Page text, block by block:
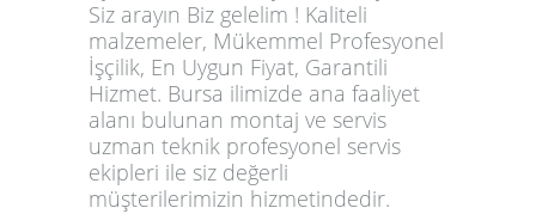
Siz arayın Biz gelelim ! Kaliteli
malzemeler, Mükemmel Profesyonel
İşçilik, En Uygun Fiyat, Garantili
Hizmet. Bursa ilimizde ana faaliyet
alanı bulunan montaj ve servis
uzman teknik profesyonel servis
ekipleri ile siz değerli
müşterilerimizin hizmetindedir.